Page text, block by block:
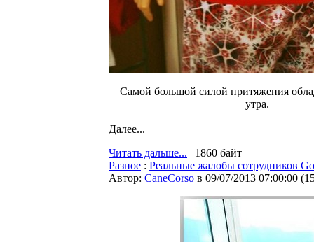
Самой большой силой притяжения
утра.
Далее...
Читать дальше... | 1860 байт
Разное : Реальные жалобы сотрудников
Автор: CaneCorso в 09/07/2013 07:00:00 (